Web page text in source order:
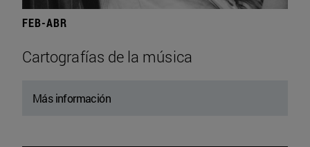
FEB-ABR
Cartografías de la música
Más información